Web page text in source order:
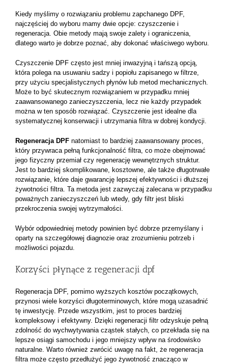
Kiedy myślimy o rozwiązaniu problemu zapchanego DPF,
najczęściej do wyboru mamy dwie opcje: czyszczenie i
regeneracja. Obie metody mają swoje zalety i ograniczenia,
dlatego warto je dobrze poznać, aby dokonać właściwego wyboru.
Czyszczenie DPF często jest mniej inwazyjną i tańszą opcją,
która polega na usuwaniu sadzy i popiołu zapisanego w filtrze,
przy użyciu specjalistycznych płynów lub metod mechanicznych.
Może to być skutecznym rozwiązaniem w przypadku mniej
zaawansowanego zanieczyszczenia, lecz nie każdy przypadek
można w ten sposób rozwiązać. Czyszczenie jest idealne dla
systematycznej konserwacji i utrzymania filtra w dobrej kondycji.
Regeneracja DPF natomiast to bardziej zaawansowany proces,
który przywraca pełną funkcjonalność filtra, co może obejmować
jego fizyczny przemiał czy regenerację wewnętrznych struktur.
Jest to bardziej skomplikowane, kosztowne, ale także długotrwałe
rozwiązanie, które daje gwarancję lepszej efektywności i dłuższej
żywotności filtra. Ta metoda jest zazwyczaj zalecana w przypadku
poważnych zanieczyszczeń lub wtedy, gdy filtr jest bliski
przekroczenia swojej wytrzymałości.
Wybór odpowiedniej metody powinien być dobrze przemyślany i
oparty na szczegółowej diagnozie oraz zrozumieniu potrzeb i
możliwości pojazdu.
Korzyści płynące z regeneracji dpf
Regeneracja DPF, pomimo wyższych kosztów początkowych,
przynosi wiele korzyści długoterminowych, które mogą uzasadnić
tę inwestycję. Przede wszystkim, jest to proces bardziej
kompleksowy i efektywny. Dzięki regeneracji filtr odzyskuje pełną
zdolność do wychwytywania cząstek stałych, co przekłada się na
lepsze osiągi samochodu i jego mniejszy wpływ na środowisko
naturalne. Warto również zwrócić uwagę na fakt, że regeneracja
filtra może często przedłużyć jego żywotność znacząco w